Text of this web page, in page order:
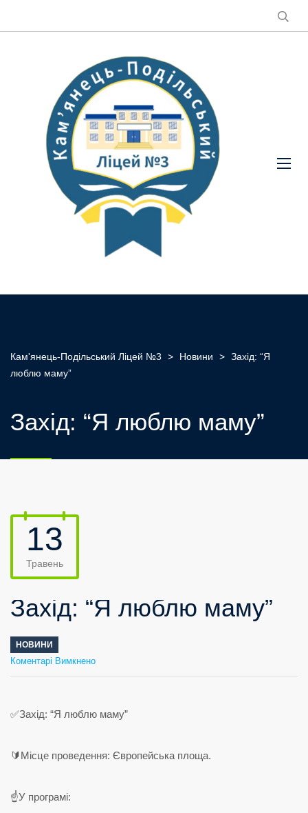
Кам'янець-Подільський Ліцей №3 > Новини > Захід: “Я
люблю маму”
Захід: “Я люблю маму”
13
Травень
Захід: “Я люблю маму”
НОВИНИ
Коментарі Вимкненодо
Захід:
“Я
✅Захід: “Я люблю маму”
🔰Місце проведення: Європейська площа.
☝️У програмі: